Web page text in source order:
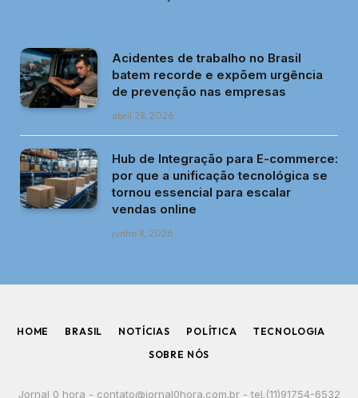
Acidentes de trabalho no Brasil
batem recorde e expõem urgência
de prevenção nas empresas
abril 28, 2026
Hub de Integração para E-commerce:
por que a unificação tecnológica se
tornou essencial para escalar
vendas online
junho 8, 2026
HOME BRASIL NOTÍCIAS POLÍTICA
TECNOLOGIA
SOBRE NÓS
Jornal 0 hora - contato@jornal0hora.com.br- tel.(11)91754-6532